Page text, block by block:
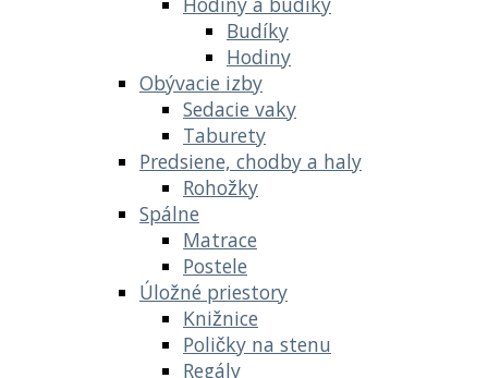
Budíky
Hodiny
Obývacie izby
Sedacie vaky
Taburety
Predsiene, chodby a haly
Rohožky
Spálne
Matrace
Postele
Úložné priestory
Knižnice
Poličky na stenu
Regály